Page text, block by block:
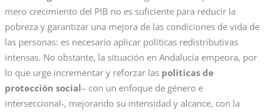
mero crecimiento del PIB no es suficiente para reducir la
pobreza y garantizar una mejora de las condiciones de vida de
las personas: es necesario aplicar políticas redistributivas
intensas. No obstante, la situación en Andalucía empeora, por
lo que urge incrementar y reforzar las políticas de
protección social– con un enfoque de género e
interseccional-, mejorando su intensidad y alcance, con la